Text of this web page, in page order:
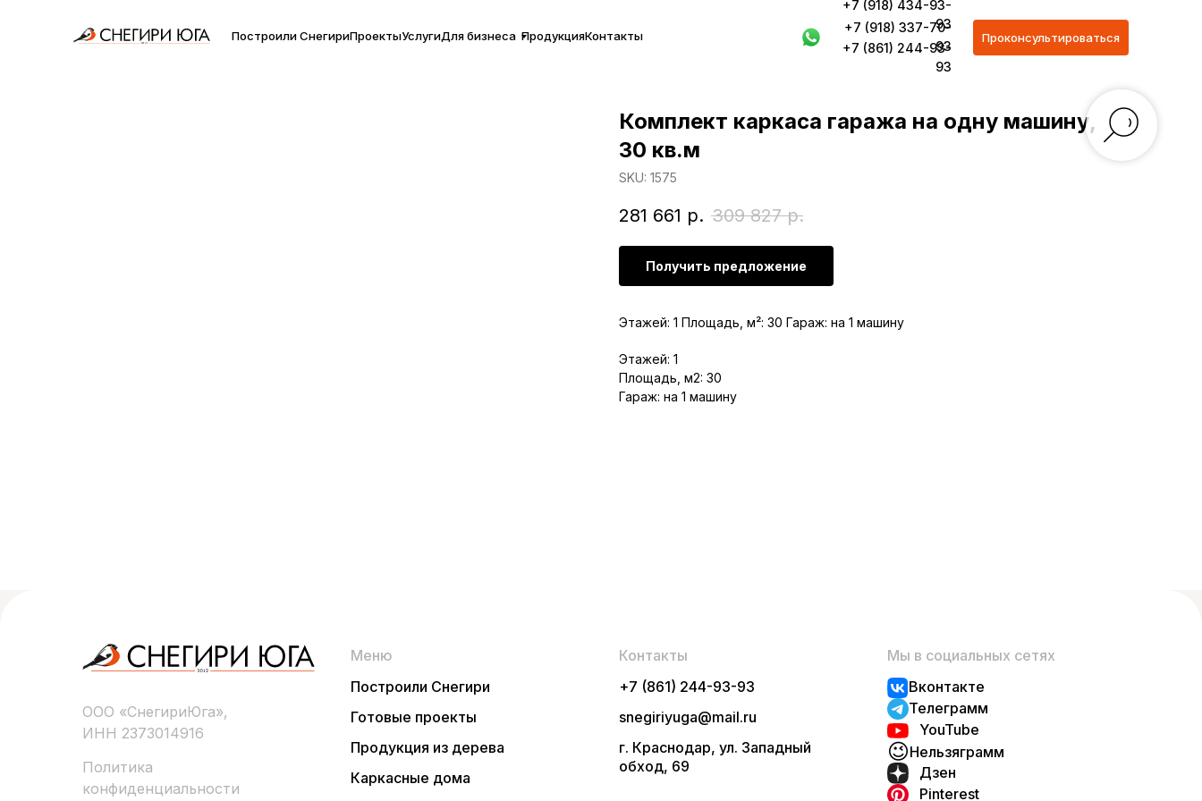
Построили СнегириПроектыУслугиДля бизнеса ПродукцияКонтакты
+7 (918) 434-93-
93
+7 (918) 337-70-
93
+7 (861) 244-93-
93
Проконсультироваться
Комплект каркаса гаража на одну машину,
30 кв.м
SKU: 1575
281 661 р. 309 827 р.
Получить предложение
Этажей: 1 Площадь, м²: 30 Гараж: на 1 машину
Этажей: 1
Площадь, м2: 30
Гараж: на 1 машину
ООО «СнегириЮга»,
ИНН 2373014916
Политика
конфиденциальности
Меню
Построили Снегири
Готовые проекты
Продукция из дерева
Каркасные дома
Контакты
+7 (861) 244-93-93
snegiriyuga@mail.ru
г. Краснодар, ул. Западный
обход, 69
Мы в социальных сетях
Вконтакте
Телеграмм
YouTube
😉Нельзяграмм
Дзен
Pinterest